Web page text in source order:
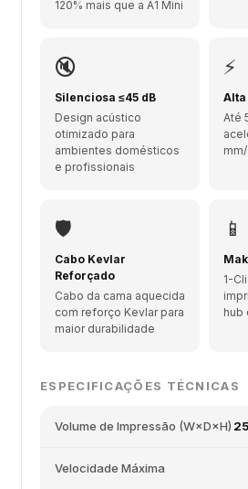
120% mais que a A1 Mini
🔇
Silenciosa ≤45 dB
Design acústico
otimizado para
ambientes domésticos
e profissionais
⚡
Até
🛡️
Cabo Kevlar
Reforçado
Cabo da cama aquecida
com reforço Kevlar para
maior durabilidade
📱
1-
hub
ESPECIFICAÇÕES TÉCNICAS
Volume de Impressão (W×D×H)
Velocidade Máxima